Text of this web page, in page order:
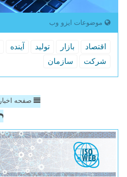
موضوعات ایزو وب
اقتصاد بازار تولید آینده
شركت
سازمان
صفحه اخبار